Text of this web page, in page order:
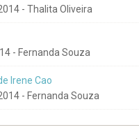
- Thalita Oliveira
- Fernanda Souza
Irene Cao
- Fernanda Souza